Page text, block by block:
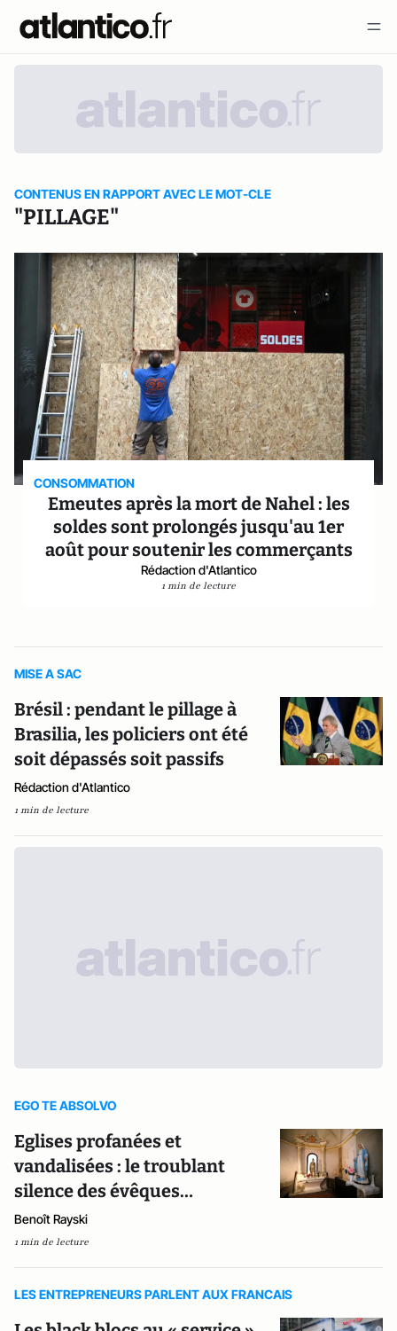
CONTENUS EN RAPPORT AVEC LE MOT-CLE
"PILLAGE"
CONSOMMATION
Emeutes après la mort de Nahel : les
soldes sont prolongés jusqu'au 1er
août pour soutenir les commerçants
Rédaction d'Atlantico
1 min de lecture
MISE A SAC
Brésil : pendant le pillage à
Brasilia, les policiers ont été
soit dépassés soit passifs
Rédaction d'Atlantico
1 min de lecture
EGO TE ABSOLVO
Eglises profanées et
vandalisées : le troublant
silence des évêques…
Benoît Rayski
1 min de lecture
LES ENTREPRENEURS PARLENT AUX FRANCAIS